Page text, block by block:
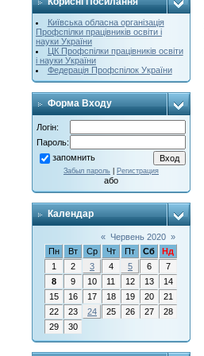
Київська обласна організація
Профспілки працівників освіти і
науки України
ЦК Профспілки працівників освіти
і науки України
Федерація Профспілок України
Форма Входу
Логін:
Пароль:
запомнить
Забыл пароль| Регистрация
або
Календар
« Червень 2020 »
Пн
Вт Ср Чт Пт Сб
Нд
1
2 3 4 5 6
7
8
9 10 11 12 13
14
15
16 17 18 19 20
21
22
23 24 25 26 27
28
29
30